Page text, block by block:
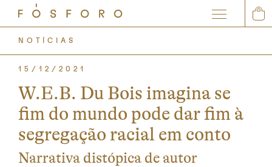
NOTÍCIAS
15/12/2021
W.E.B. Du Bois imagina se
fim do mundo pode dar fim à
segregação racial em conto
Narrativa distópica de autor